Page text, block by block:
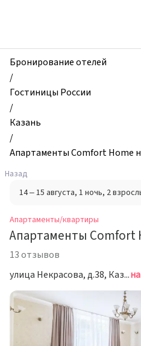
и
квартиры,
Апартаменты
Comfort
Home
на
Некрасова,
Казань,
Россия
Бронирование отелей
/
Гостиницы России
/
Казань
/
Апартаменты Comfort Home
Назад
14 – 15 августа, 1 ночь, 2
Апартаменты/квартиры
Апартаменты Comfort
13 отзывов
улица Некрасова, д.38, Казань